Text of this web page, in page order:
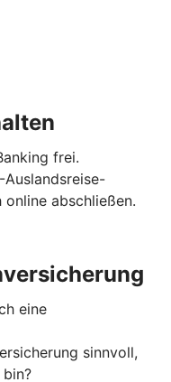
frei.
Auslandsreise-
abschließen.
eine
sinnvoll,